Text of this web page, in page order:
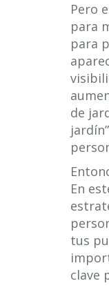
Pero
para
para
de
En
tus
clave